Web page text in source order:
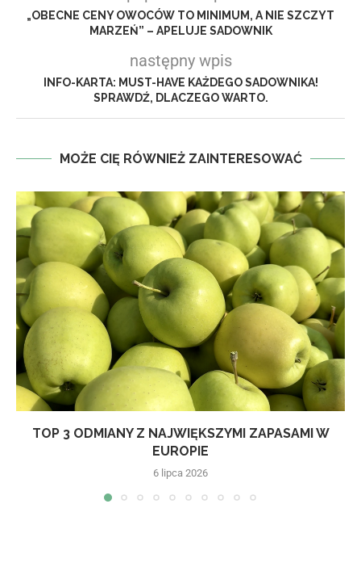
„OBECNE CENY OWOCÓW TO MINIMUM, A NIE SZCZYT
MARZEŃ” – APELUJE SADOWNIK
następny wpis
INFO-KARTA: MUST-HAVE KAŻDEGO SADOWNIKA!
SPRAWDŹ, DLACZEGO WARTO.
MOŻE CIĘ RÓWNIEŻ ZAINTERESOWAĆ
TOP 3 ODMIANY Z NAJWIĘKSZYMI ZAPASAMI W
EUROPIE
6 lipca 2026